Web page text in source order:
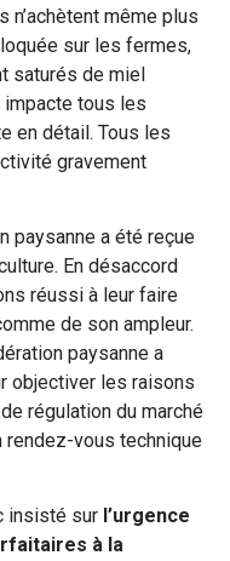
n’achètent même plus
sur les fermes,
saturés de miel
impacte tous les
en détail. Tous les
gravement
paysanne a été reçue
En désaccord
réussi à leur faire
de son ampleur.
paysanne a
objectiver les raisons
régulation du marché
rendez-vous technique
insisté sur l’urgence
à la